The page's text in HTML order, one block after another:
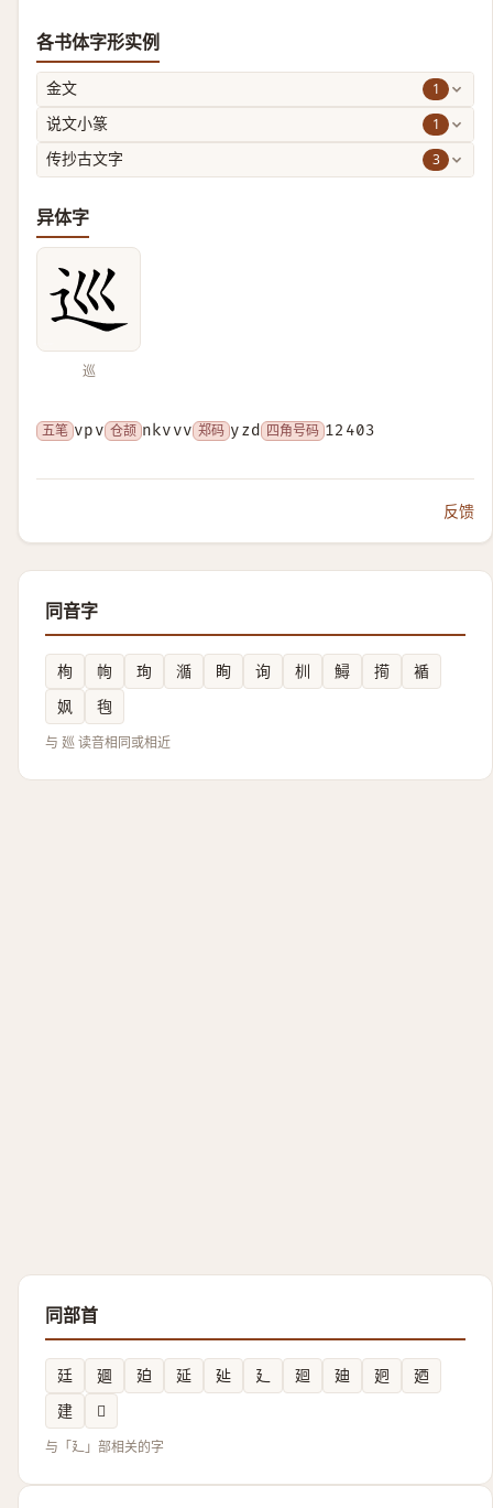
各书体字形实例
金文 1
说文小篆 1
传抄古文字 3
异体字
巡
五笔 vpv 仓颉 nkvvv 郑码 yzd 四角号码 12403
反馈
同音字
栒 㡄 珣 㵌 眴 询 杊 鱘 㨚
䙉
㚯
毥
与 廵 读音相同或相近
同部首
廷 廽 廹 延 㢟 廴 廻 廸 㢠
廼
建
𢌧
与「廴」部相关的字